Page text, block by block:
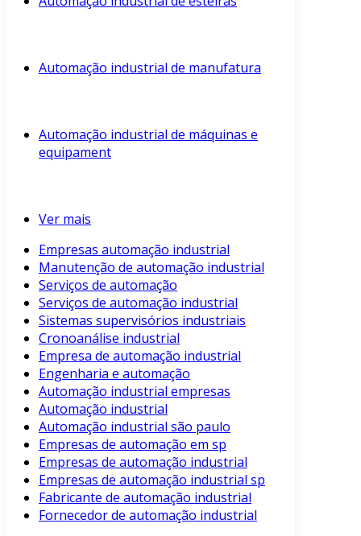
Automação industrial de manufatura
Automação industrial de máquinas e
equipament
Ver mais
Empresas automação industrial
Manutenção de automação industrial
Serviços de automação
Serviços de automação industrial
Sistemas supervisórios industriais
Cronoanálise industrial
Empresa de automação industrial
Engenharia e automação
Automação industrial empresas
Automação industrial
Automação industrial são paulo
Empresas de automação em sp
Empresas de automação industrial
Empresas de automação industrial sp
Fabricante de automação industrial
Fornecedor de automação industrial